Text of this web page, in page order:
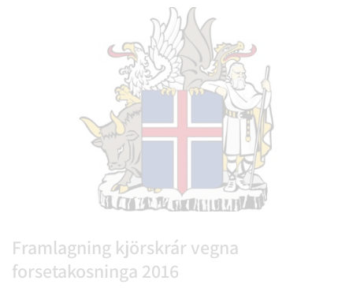
Framlagning kjörskrár vegna
forsetakosninga 2016